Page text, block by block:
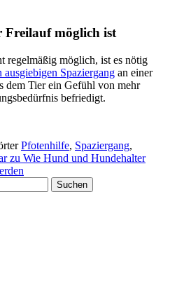
Freilauf möglich ist
regelmäßig möglich, ist es nötig
ausgiebigen Spaziergang an einer
dem Tier ein Gefühl von mehr
befriedigt.
Pfotenhilfe, Spaziergang,
zu Wie Hund und Hundehalter
Suchen